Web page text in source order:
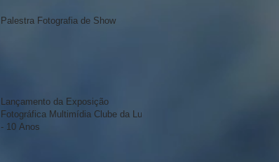
Palestra Fotografia de Show
Lançamento da Exposição
Fotográfica Multimídia Clube da Luta
- 10 Anos